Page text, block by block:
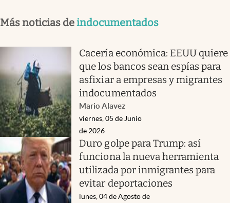
Más noticias deindocumentados
Cacería económica: EEUU quiere
que los bancos sean espías para
asfixiar a empresas y migrantes
indocumentados
Mario Alavez
viernes, 05 de Junio
de 2026
Duro golpe para Trump: así
funciona la nueva herramienta
utilizada por inmigrantes para
evitar deportaciones
lunes, 04 de Agosto de